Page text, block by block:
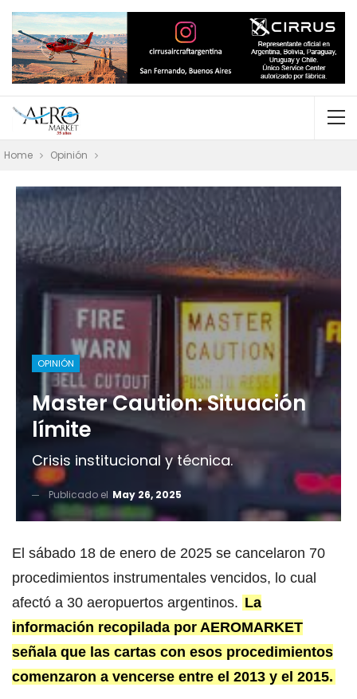
Home Opinión
OPINIÓN
Master Caution: Situación
límite
Crisis institucional y técnica.
Publicado el May 26, 2025
El sábado 18 de enero de 2025 se cancelaron 70
procedimientos instrumentales vencidos, lo cual
afectó a 30 aeropuertos argentinos. La
información recopilada por AEROMARKET
señala que las cartas con esos procedimientos
comenzaron a vencerse entre el 2013 y el 2015.